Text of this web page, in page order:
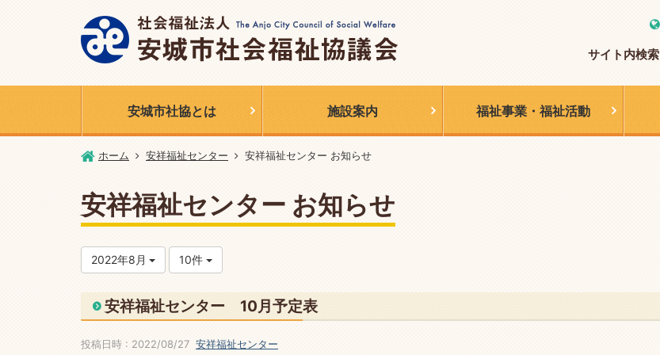
サイト内検索
安城市社協とは 施設案内 福祉事業・福祉活動
ホーム 安祥福祉センター 安祥福祉センター お知らせ
安祥福祉センター お知らせ
2022年8月 10件
安祥福祉センター 10月予定表
投稿日時 : 2022/08/27 安祥福祉センター